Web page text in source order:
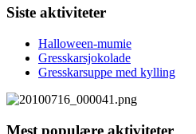
Siste aktiviteter
Halloween-mumie
Gresskarsjokolade
Gresskarsuppe med kylling
Mest populære aktiviteter